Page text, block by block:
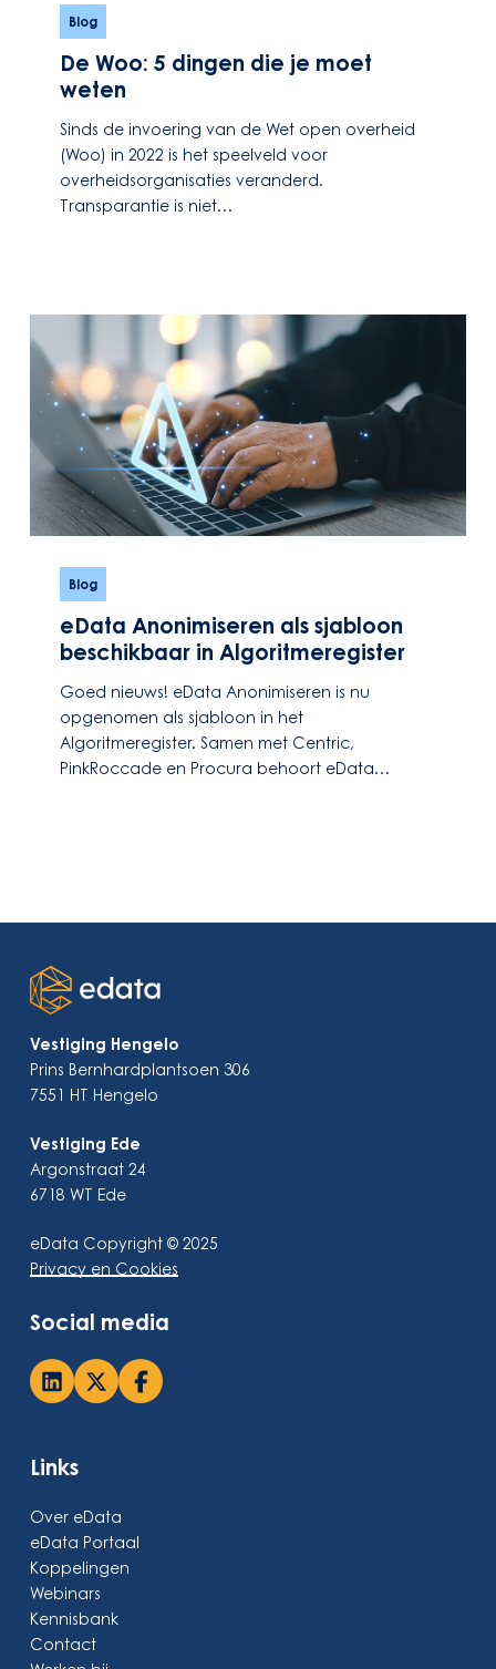
Woo:
dingen
moet
weten
Blog
De Woo: 5 dingen die je moet
weten
Sinds de invoering van de Wet open overheid
(Woo) in 2022 is het speelveld voor
overheidsorganisaties veranderd.
Transparantie is niet…
Anonimiseren
sjabloon
beschikbaar
Algoritmeregister
Blog
eData Anonimiseren als sjabloon
beschikbaar in Algoritmeregister
Goed nieuws! eData Anonimiseren is nu
opgenomen als sjabloon in het
Algoritmeregister. Samen met Centric,
PinkRoccade en Procura behoort eData…
Vestiging Hengelo
Prins Bernhardplantsoen 306
7551 HT Hengelo
Vestiging Ede
Argonstraat 24
6718 WT Ede
eData Copyright © 2025
Privacy en Cookies
Social media
Links
Over eData
eData Portaal
Koppelingen
Webinars
Kennisbank
Contact